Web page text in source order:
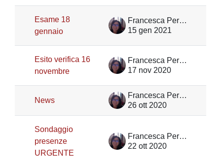
Esame 18
gennaio
Francesca Peressotti
15 gen 2021
Esito verifica 16
novembre
Francesca Peressotti
17 nov 2020
News
Francesca Peressotti
26 ott 2020
Sondaggio
presenze
URGENTE
Francesca Peressotti
22 ott 2020